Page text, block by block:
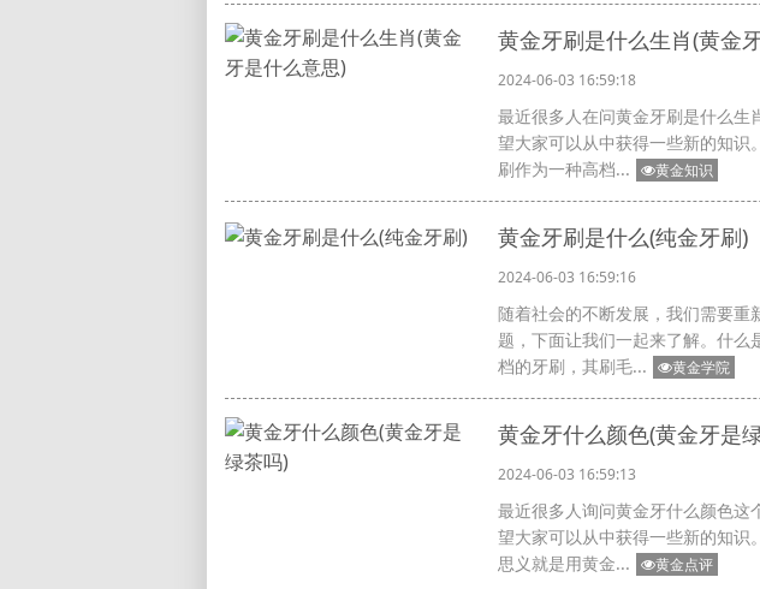
黄金牙刷是什么生肖(黄金
2024-06-03 16:59:18
最近很多人在问黄金牙刷是什么生
望大家可以从中获得一些新的知识
刷作为一种高档...
黄金知识
黄金牙刷是什么(纯金牙刷)
2024-06-03 16:59:16
随着社会的不断发展，我们需要重
题，下面让我们一起来了解。什么
档的牙刷，其刷毛...
黄金学院
黄金牙什么颜色(黄金牙是
2024-06-03 16:59:13
最近很多人询问黄金牙什么颜色这
望大家可以从中获得一些新的知识
思义就是用黄金...
黄金点评